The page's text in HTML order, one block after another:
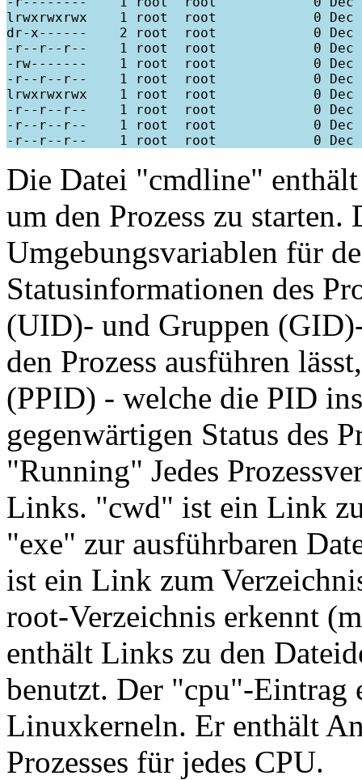
lrwxrwxrwx    1 root  root            0 Dec
dr-x------    2 root  root            0 Dec
-r--r--r--    1 root  root            0 Dec 25
-rw-------    1 root  root            0 Dec 25
-r--r--r--    1 root  root            0 Dec 25
lrwxrwxrwx    1 root  root            0 Dec
-r--r--r--    1 root  root            0 Dec
-r--r--r--    1 root  root            0 Dec
Die Datei "cmdline"
um den Prozess zu
Umgebungsvariablen für
Statusinformationen des
(UID)- und Gruppen
den Prozess ausführen
(PPID) - welche die PID
gegenwärtigen Status des
"Running" Jedes
Links. "cwd" ist ein Link
"exe" zur ausführbaren
ist ein Link zum
root-Verzeichnis erkennt
enthält Links zu den
benutzt. Der "cpu"-Eintrag
Linuxkerneln. Er enthält
Prozesses für jedes CPU.